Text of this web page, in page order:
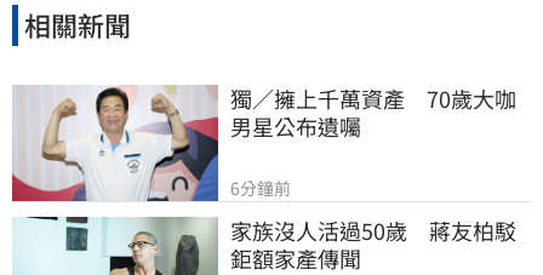
相關新聞
獨／擁上千萬資產　70歲大咖
男星公布遺囑
6分鐘前
家族沒人活過50歲　蔣友柏駁
鉅額家產傳聞